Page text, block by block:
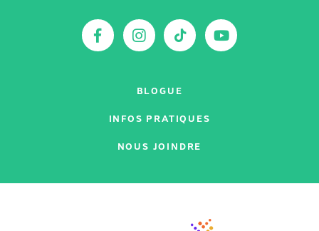
Facebook
Instagram
TikTok
BLOGUE
INFOS PRATIQUES
NOUS JOINDRE